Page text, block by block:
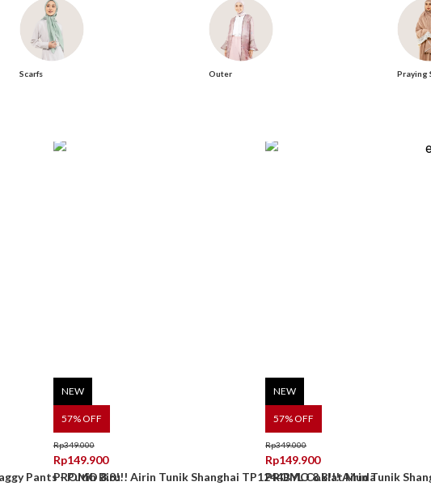
Scarfs Outer Praying
Pants - Putih Biru
57% OFF
NEW
Rp349.000
Rp149.900
PROMO 8.8!!! Airin Tunik Shanghai TP1244BYL Coklat Muda
57% OFF
NEW
Rp349.000
Rp149.900
PROMO 8.8!!! Airin Tunik